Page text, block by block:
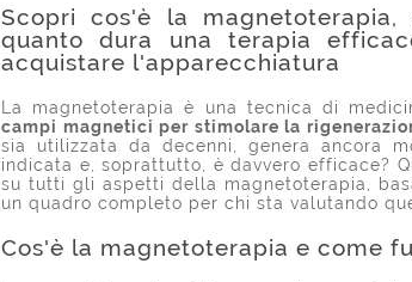
Scopri cos'è la
quanto dura una terapia
acquistare l'apparecchiatura
La magnetoterapia è una tecnica di
campi magnetici per stimolare la
sia utilizzata da decenni, genera ancora
indicata e, soprattutto, è davvero efficace?
su tutti gli aspetti della magnetoterapia,
un quadro completo per chi sta valutando
Cos'è la magnetoterapia e come